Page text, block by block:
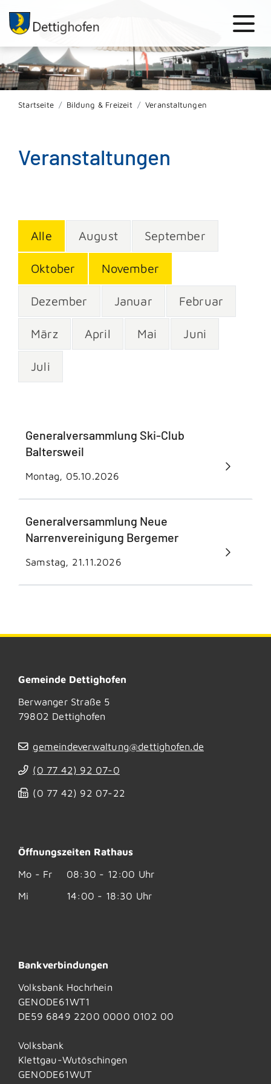
Startseite Bildung & Freizeit Veranstaltungen
Veranstaltungen
Alle August September
Oktober November
Dezember Januar Februar
März April Mai Juni
Juli
Generalversammlung Ski-Club
Baltersweil
Montag, 05.10.2026
Generalversammlung Neue
Narrenvereinigung Bergemer
Samstag, 21.11.2026
Gemeinde Dettighofen
Berwanger Straße 5
79802 Dettighofen
gemeindeverwaltung@dettighofen.de
(0 77 42) 92 07-0
(0 77 42) 92 07-22
Öffnungszeiten Rathaus
Mo - Fr
08:30 - 12:00 Uhr
Mi
14:00 - 18:30 Uhr
Bankverbindungen
Volksbank Hochrhein
GENODE61WT1
DE59 6849 2200 0000 0102 00
Volksbank
Klettgau-Wutöschingen
GENODE61WUT